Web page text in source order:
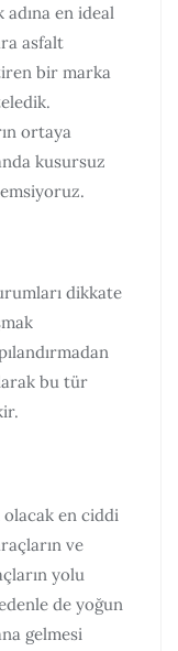
adına en ideal
asfalt
bir marka
ortaya
kusursuz
dikkate
bu tür
olacak en ciddi
ve
yolu
de yoğun
gelmesi